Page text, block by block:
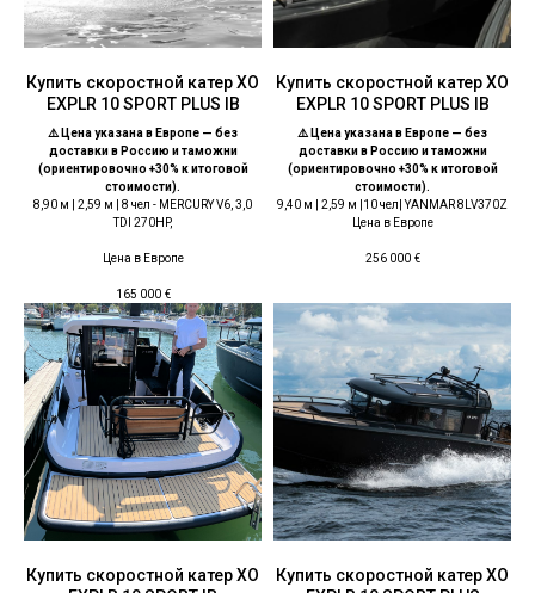
Купить скоростной катер XO
EXPLR 10 SPORT PLUS IB
⚠️ Цена указана в Европе — без
доставки в Россию и таможни
(ориентировочно +30% к итоговой
стоимости).
8,90 м | 2,59 м | 8 чел - MERCURY V6, 3,0
TDI 270HP,
Цена в Европе
165 000 €
Купить скоростной катер XO
EXPLR 10 SPORT PLUS IB
⚠️ Цена указана в Европе — без
доставки в Россию и таможни
(ориентировочно +30% к итоговой
стоимости).
9,40 м | 2,59 м |10 чел| YANMAR 8LV370Z
Цена в Европе
256 000 €
Купить скоростной катер XO
Купить скоростной катер ХО